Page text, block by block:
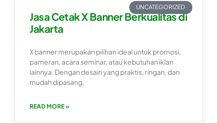
UNCATEGORIZED
Jasa Cetak X Banner Berkualitas di
Jakarta
X banner merupakan pilihan ideal untuk promosi,
pameran, acara seminar, atau kebutuhan iklan
lainnya. Dengan desain yang praktis, ringan, dan
mudah dipasang,
READ MORE »